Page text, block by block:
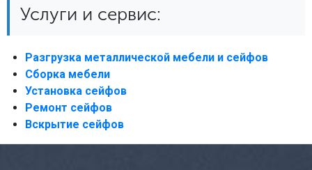
Услуги и сервис:
Разгрузка металлической мебели и сейфов
Сборка мебели
Установка сейфов
Ремонт сейфов
Вскрытие сейфов